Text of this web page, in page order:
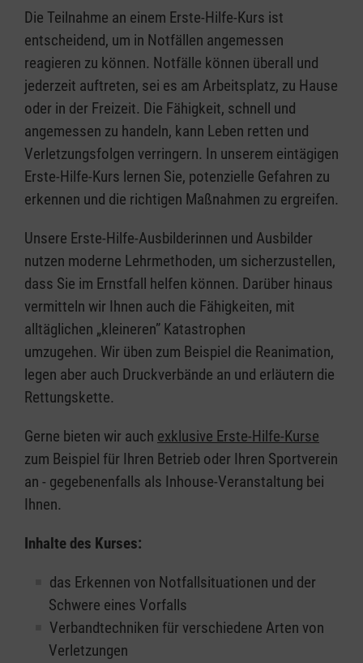
Die Teilnahme an einem Erste-Hilfe-Kurs ist
entscheidend, um in Notfällen angemessen
reagieren zu können. Notfälle können überall und
jederzeit auftreten, sei es am Arbeitsplatz, zu Hause
oder in der Freizeit. Die Fähigkeit, schnell und
angemessen zu handeln, kann Leben retten und
Verletzungsfolgen verringern. In unserem eintägigen
Erste-Hilfe-Kurs lernen Sie, potenzielle Gefahren zu
erkennen und die richtigen Maßnahmen zu ergreifen.
Unsere Erste-Hilfe-Ausbilderinnen und Ausbilder
nutzen moderne Lehrmethoden, um sicherzustellen,
dass Sie im Ernstfall helfen können. Darüber hinaus
vermitteln wir Ihnen auch die Fähigkeiten, mit
alltäglichen „kleineren” Katastrophen
umzugehen. Wir üben zum Beispiel die Reanimation,
legen aber auch Druckverbände an und erläutern die
Rettungskette.
Gerne bieten wir auch exklusive Erste-Hilfe-Kurse
zum Beispiel für Ihren Betrieb oder Ihren Sportverein
an - gegebenenfalls als Inhouse-Veranstaltung bei
Ihnen.
Inhalte des Kurses:
das Erkennen von Notfallsituationen und der
Schwere eines Vorfalls
Verbandtechniken für verschiedene Arten von
Verletzungen